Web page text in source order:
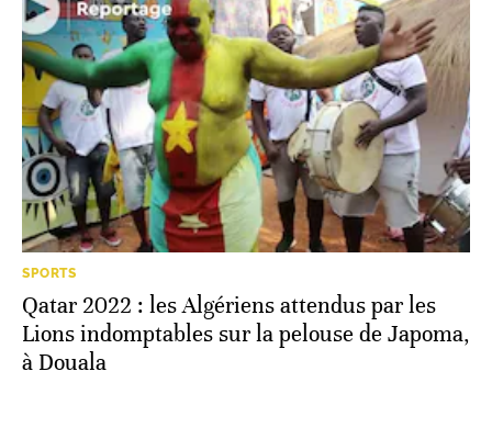
SPORTS
Qatar 2022 : les Algériens attendus par les
Lions indomptables sur la pelouse de Japoma,
à Douala